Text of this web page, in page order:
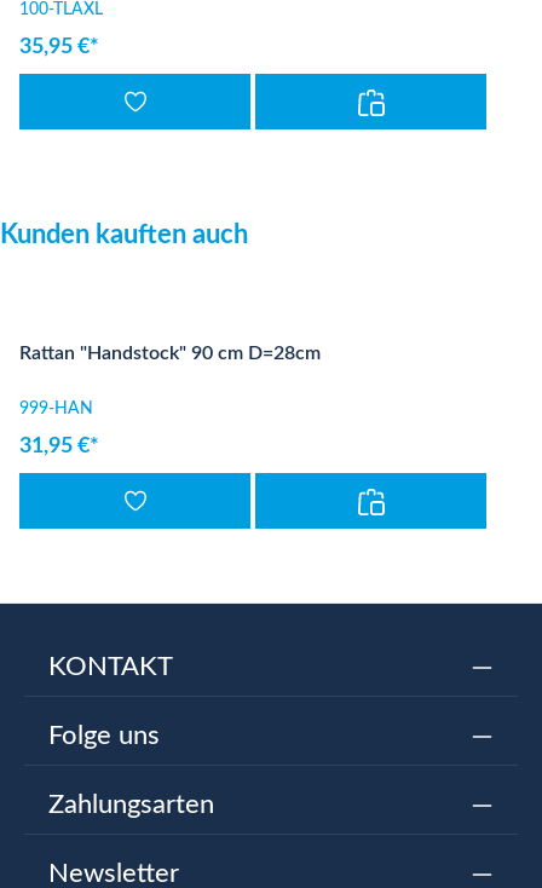
100-TLAXL
35,95 €*
Produktgalerie überspringen
Kunden kauften auch
Rattan "Handstock" 90 cm D=28cm
999-HAN
31,95 €*
KONTAKT
Folge uns
Zahlungsarten
Newsletter